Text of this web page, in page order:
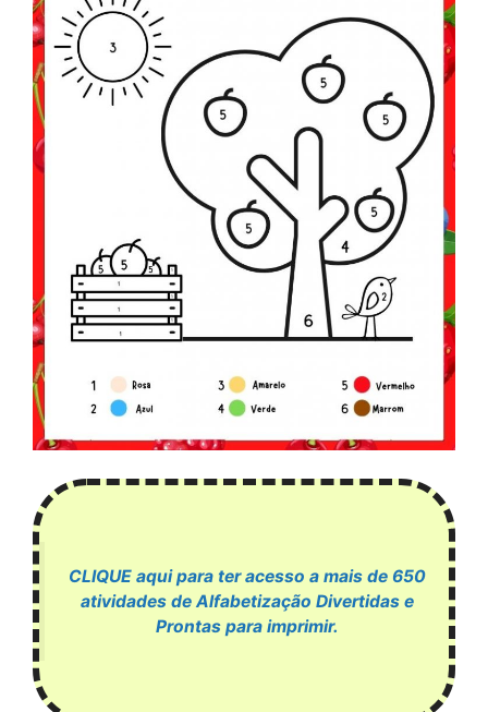
CLIQUE aqui para ter acesso a mais de 650
atividades de Alfabetização Divertidas e
Prontas para imprimir.